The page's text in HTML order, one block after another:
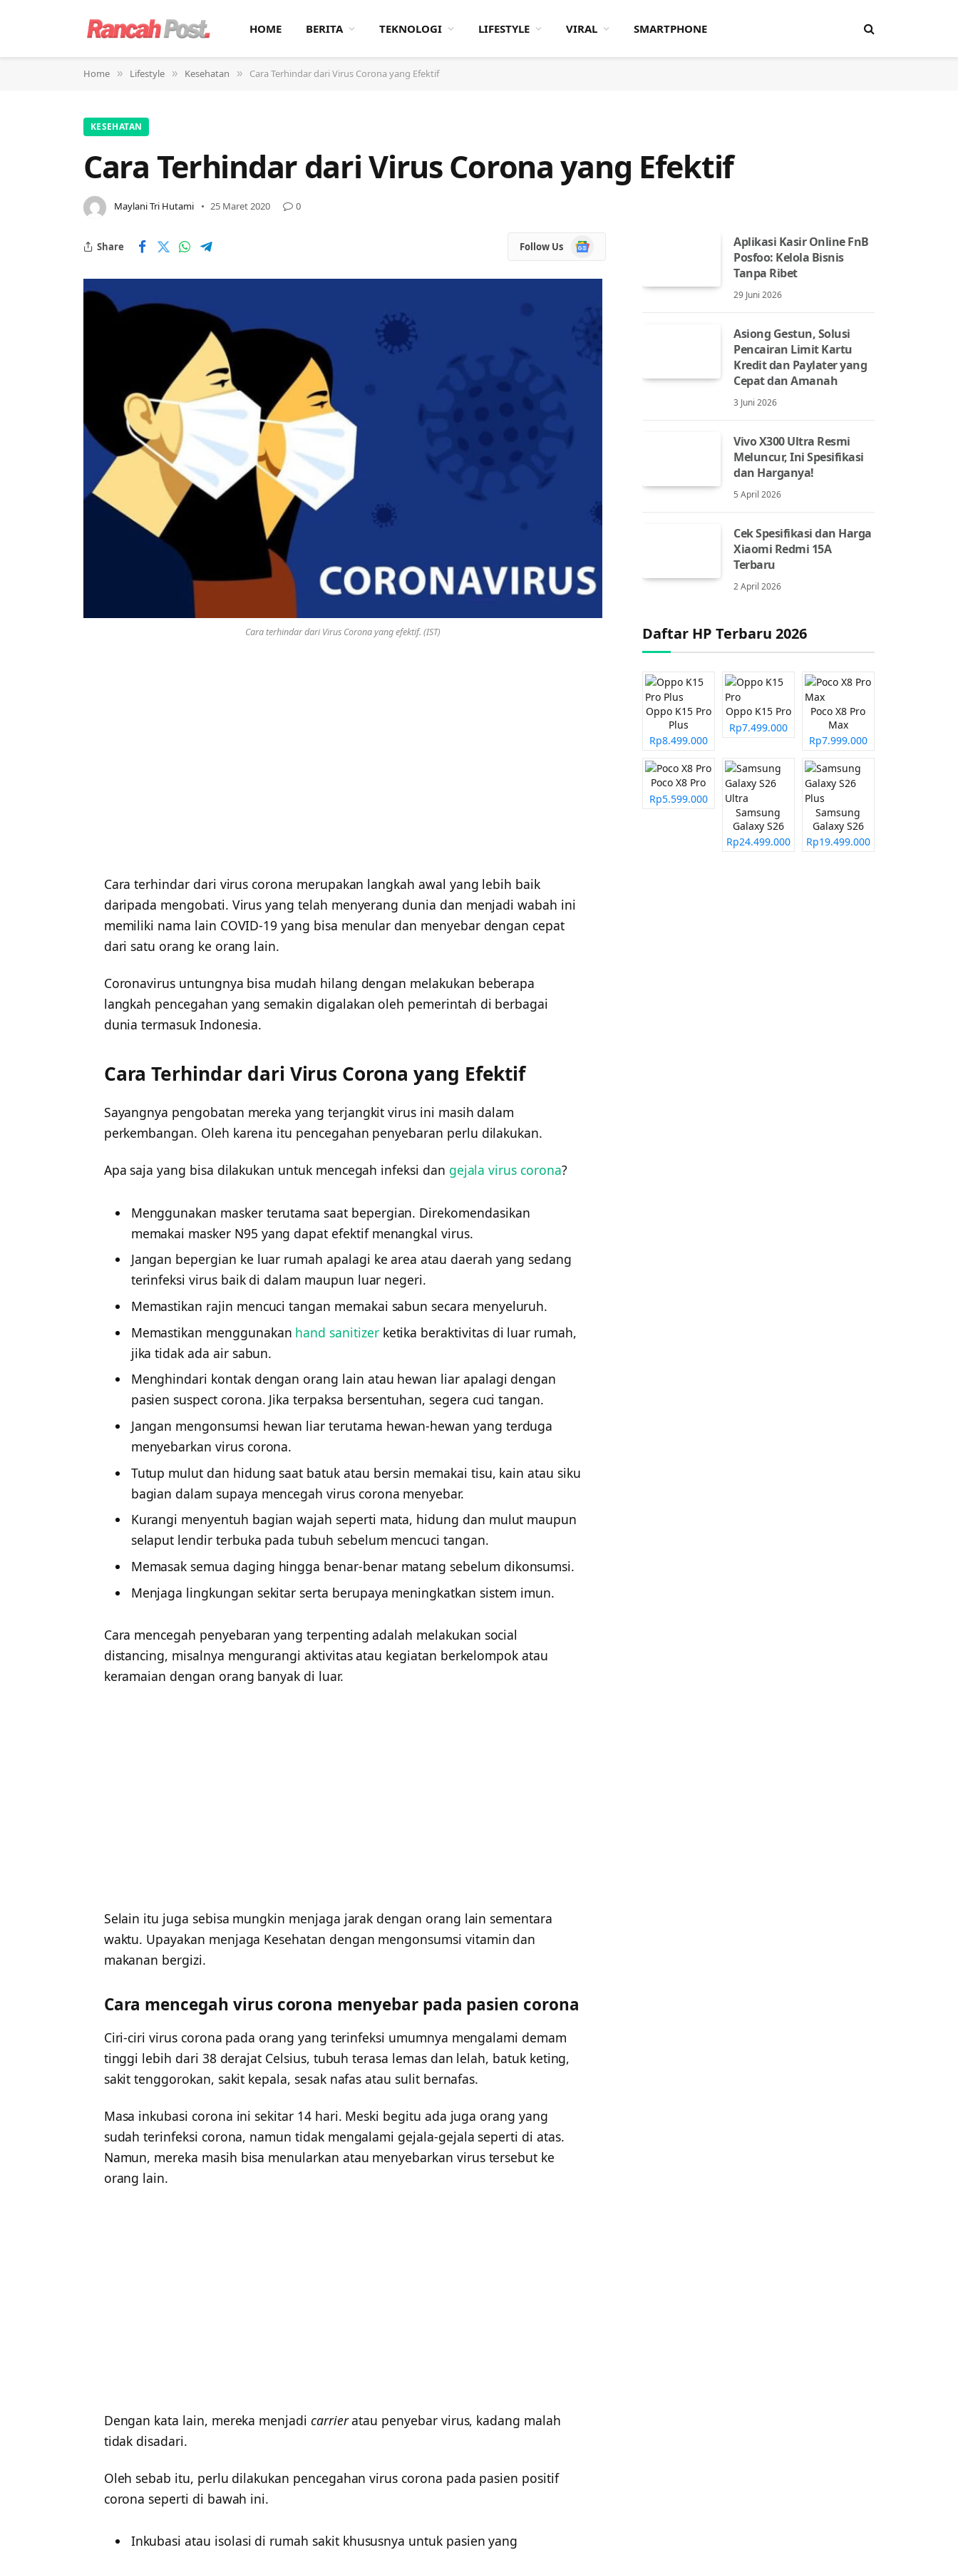
HOME BERITA TEKNOLOGI LIFESTYLE VIRAL SMARTPHONE
Home » Lifestyle » Kesehatan » Cara Terhindar dari Virus Corona yang Efektif
KESEHATAN
Cara Terhindar dari Virus Corona yang Efektif
Maylani Tri Hutami 25 Maret 2020 0
Share Follow Us
Google
News
Cara terhindar dari Virus Corona yang efektif. (IST)
Cara terhindar dari virus corona merupakan langkah awal yang lebih baik
daripada mengobati. Virus yang telah menyerang dunia dan menjadi wabah ini
memiliki nama lain COVID-19 yang bisa menular dan menyebar dengan cepat
dari satu orang ke orang lain.
Coronavirus untungnya bisa mudah hilang dengan melakukan beberapa
langkah pencegahan yang semakin digalakan oleh pemerintah di berbagai
dunia termasuk Indonesia.
Cara Terhindar dari Virus Corona yang Efektif
Sayangnya pengobatan mereka yang terjangkit virus ini masih dalam
perkembangan. Oleh karena itu pencegahan penyebaran perlu dilakukan.
Apa saja yang bisa dilakukan untuk mencegah infeksi dan gejala virus corona?
Menggunakan masker terutama saat bepergian. Direkomendasikan
memakai masker N95 yang dapat efektif menangkal virus.
Jangan bepergian ke luar rumah apalagi ke area atau daerah yang sedang
terinfeksi virus baik di dalam maupun luar negeri.
Memastikan rajin mencuci tangan memakai sabun secara menyeluruh.
Memastikan menggunakan hand sanitizerketika beraktivitas di luar rumah,
jika tidak ada air sabun.
Menghindari kontak dengan orang lain atau hewan liar apalagi dengan
pasien suspect corona. Jika terpaksa bersentuhan, segera cuci tangan.
Jangan mengonsumsi hewan liar terutama hewan-hewan yang terduga
menyebarkan virus corona.
Tutup mulut dan hidung saat batuk atau bersin memakai tisu, kain atau siku
bagian dalam supaya mencegah virus corona menyebar.
Kurangi menyentuh bagian wajah seperti mata, hidung dan mulut maupun
selaput lendir terbuka pada tubuh sebelum mencuci tangan.
Memasak semua daging hingga benar-benar matang sebelum dikonsumsi.
Menjaga lingkungan sekitar serta berupaya meningkatkan sistem imun.
Cara mencegah penyebaran yang terpenting adalah melakukan social
distancing, misalnya mengurangi aktivitas atau kegiatan berkelompok atau
keramaian dengan orang banyak di luar.
Selain itu juga sebisa mungkin menjaga jarak dengan orang lain sementara
waktu. Upayakan menjaga Kesehatan dengan mengonsumsi vitamin dan
makanan bergizi.
Cara mencegah virus corona menyebar pada pasien corona
Ciri-ciri virus corona pada orang yang terinfeksi umumnya mengalami demam
tinggi lebih dari 38 derajat Celsius, tubuh terasa lemas dan lelah, batuk keting,
sakit tenggorokan, sakit kepala, sesak nafas atau sulit bernafas.
Masa inkubasi corona ini sekitar 14 hari. Meski begitu ada juga orang yang
sudah terinfeksi corona, namun tidak mengalami gejala-gejala seperti di atas.
Namun, mereka masih bisa menularkan atau menyebarkan virus tersebut ke
orang lain.
Dengan kata lain, mereka menjadi carrieratau penyebar virus, kadang malah
tidak disadari.
Oleh sebab itu, perlu dilakukan pencegahan virus corona pada pasien positif
corona seperti di bawah ini.
Inkubasi atau isolasi di rumah sakit khususnya untuk pasien yang
Aplikasi Kasir Online FnB
Posfoo: Kelola Bisnis
Tanpa Ribet
29 Juni 2026
Asiong Gestun, Solusi
Pencairan Limit Kartu
Kredit dan Paylater yang
Cepat dan Amanah
3 Juni 2026
Vivo X300 Ultra Resmi
Meluncur, Ini Spesifikasi
dan Harganya!
5 April 2026
Cek Spesifikasi dan Harga
Xiaomi Redmi 15A
Terbaru
2 April 2026
Daftar HP Terbaru 2026
Oppo K15 Pro
Plus
Rp8.499.000
Oppo K15 Pro
Rp7.499.000
Poco X8 Pro
Max
Rp7.999.000
Poco X8 Pro
Rp5.599.000
Samsung
Galaxy S26
Ultra
Rp24.499.000
Samsung
Galaxy S26
Plus
Rp19.499.000